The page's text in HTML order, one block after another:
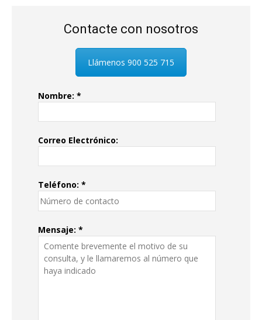
Contacte con nosotros
Llámenos 900 525 715
Nombre: *
Correo Electrónico:
Teléfono: *
Mensaje: *